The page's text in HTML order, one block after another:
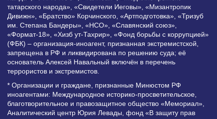
татарского народа», «Свидетели Иеговы», «Мизантропик
Дивижн», «Братство» Корчинского, «Артподготовка», «Тризуб
им. Степана Бандеры», «НСО», «Славянский союз»,
«Формат-18», «Хизб ут-Тахрир», «Фонд борьбы с коррупцией»
(ФБК) – организация-иноагент, признанная экстремистской,
запрещена в РФ и ликвидирована по решению суда; её
основатель Алексей Навальный включён в перечень
террористов и экстремистов.
* Организации и граждане, признанные Минюстом РФ
иноагентами: Международное историко-просветительское,
благотворительное и правозащитное общество «Мемориал»,
Аналитический центр Юрия Левады, фонд «В защиту прав